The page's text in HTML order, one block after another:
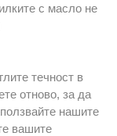
с масло не
течност в
отново, за да
нашите
вашите